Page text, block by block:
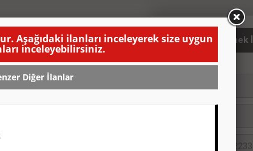
DOLMUŞTUR )
Vasıta İlanı Vermek
Aşağıdaki ilanları inceleyerek size uygun
inceleyebilirsiniz.
Diğer İlanlar